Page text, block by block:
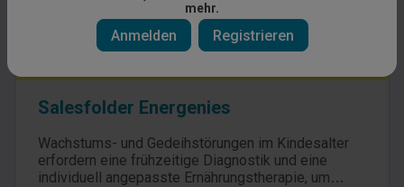
WACHSTUMS- UND GEDEIHSTÖRUNG
Salesfolder Energenies
Wachstums- und Gedeihstörungen im Kindesalter
erfordern eine frühzeitige Diagnostik und eine
individuell angepasste Ernährungstherapie, um
mehr.
Anmelden Registrieren